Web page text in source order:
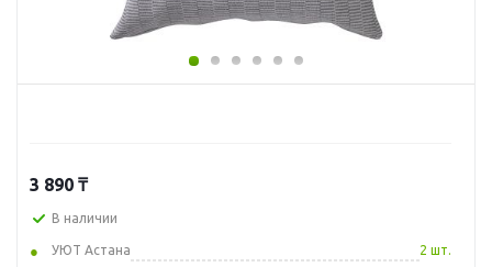
3 890 ₸
В наличии
УЮТ Астана
2 шт.